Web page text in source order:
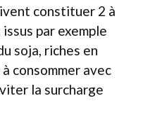
constituer 2 à
par exemple
soja, riches en
consommer avec
la surcharge